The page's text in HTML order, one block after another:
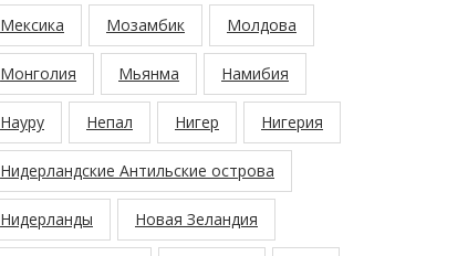
Мексика Мозамбик Молдова
Монголия Мьянма Намибия
Науру Непал Нигер Нигерия
Нидерландские Антильские острова
Нидерланды Новая Зеландия